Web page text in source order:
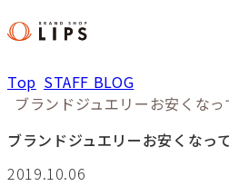
Top STAFF BLOG
ブランドジュエリーお安くなっ
ブランドジュエリーお安くなっ
2019.10.06